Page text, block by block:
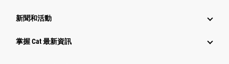
新聞和活動
掌握 Cat 最新資訊